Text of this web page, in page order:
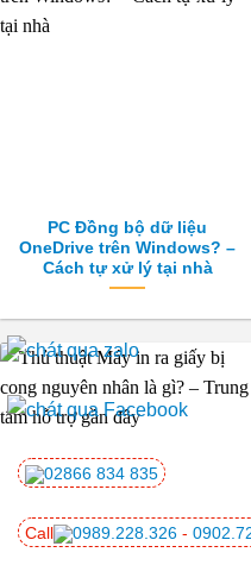
PC Đồng bộ dữ liệu
OneDrive trên Windows? –
Cách tự xử lý tại nhà
Call 0989.228.326 -
02866 834 835